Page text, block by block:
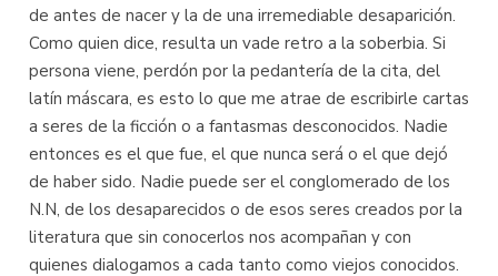
de antes de nacer y la de una irremediable desaparición.
Como quien dice, resulta un vade retro a la soberbia. Si
persona viene, perdón por la pedantería de la cita, del
latín máscara, es esto lo que me atrae de escribirle cartas
a seres de la ficción o a fantasmas desconocidos. Nadie
entonces es el que fue, el que nunca será o el que dejó
de haber sido. Nadie puede ser el conglomerado de los
N.N, de los desaparecidos o de esos seres creados por la
literatura que sin conocerlos nos acompañan y con
quienes dialogamos a cada tanto como viejos conocidos.